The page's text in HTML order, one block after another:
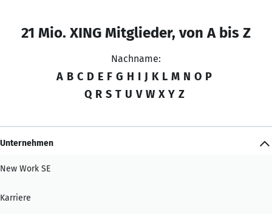
21 Mio. XING Mitglieder, von A bis Z
Nachname:
A B C D E F G H I J K L M N O P
Q R S T U V W X Y Z
Unternehmen
New Work SE
Karriere